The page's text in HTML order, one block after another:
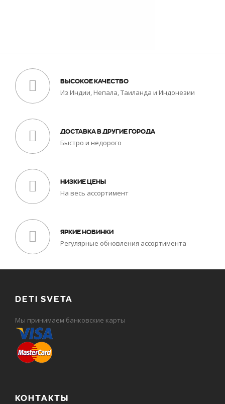
ВЫСОКОЕ КАЧЕСТВО
Из Индии, Непала, Таиланда и Индонезии
ДОСТАВКА В ДРУГИЕ ГОРОДА
Быстро и недорого
НИЗКИЕ ЦЕНЫ
На весь ассортимент
ЯРКИЕ НОВИНКИ
Регулярные обновления ассортимента
DETI SVETA
Мы принимаем банковские карты
КОНТАКТЫ